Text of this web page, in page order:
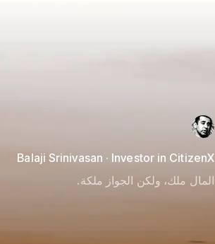
Balaji Srinivasan · Investor in CitizenX
المال ملك، ولكن الجواز ملكة.